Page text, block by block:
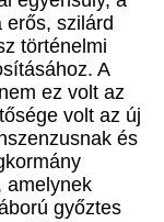
erős, szilárd
történelmi
A
ez volt az
volt az új
és
amelynek
győztes